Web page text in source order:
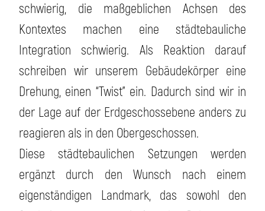
schwierig, die maßgeblichen Achsen des
Kontextes machen eine städtebauliche
Integration schwierig. Als Reaktion darauf
schreiben wir unserem Gebäudekörper eine
Drehung, einen “Twist” ein. Dadurch sind wir in
der Lage auf der Erdgeschossebene anders zu
reagieren als in den Obergeschossen.
Diese städtebaulichen Setzungen werden
ergänzt durch den Wunsch nach einem
eigenständigen Landmark, das sowohl den